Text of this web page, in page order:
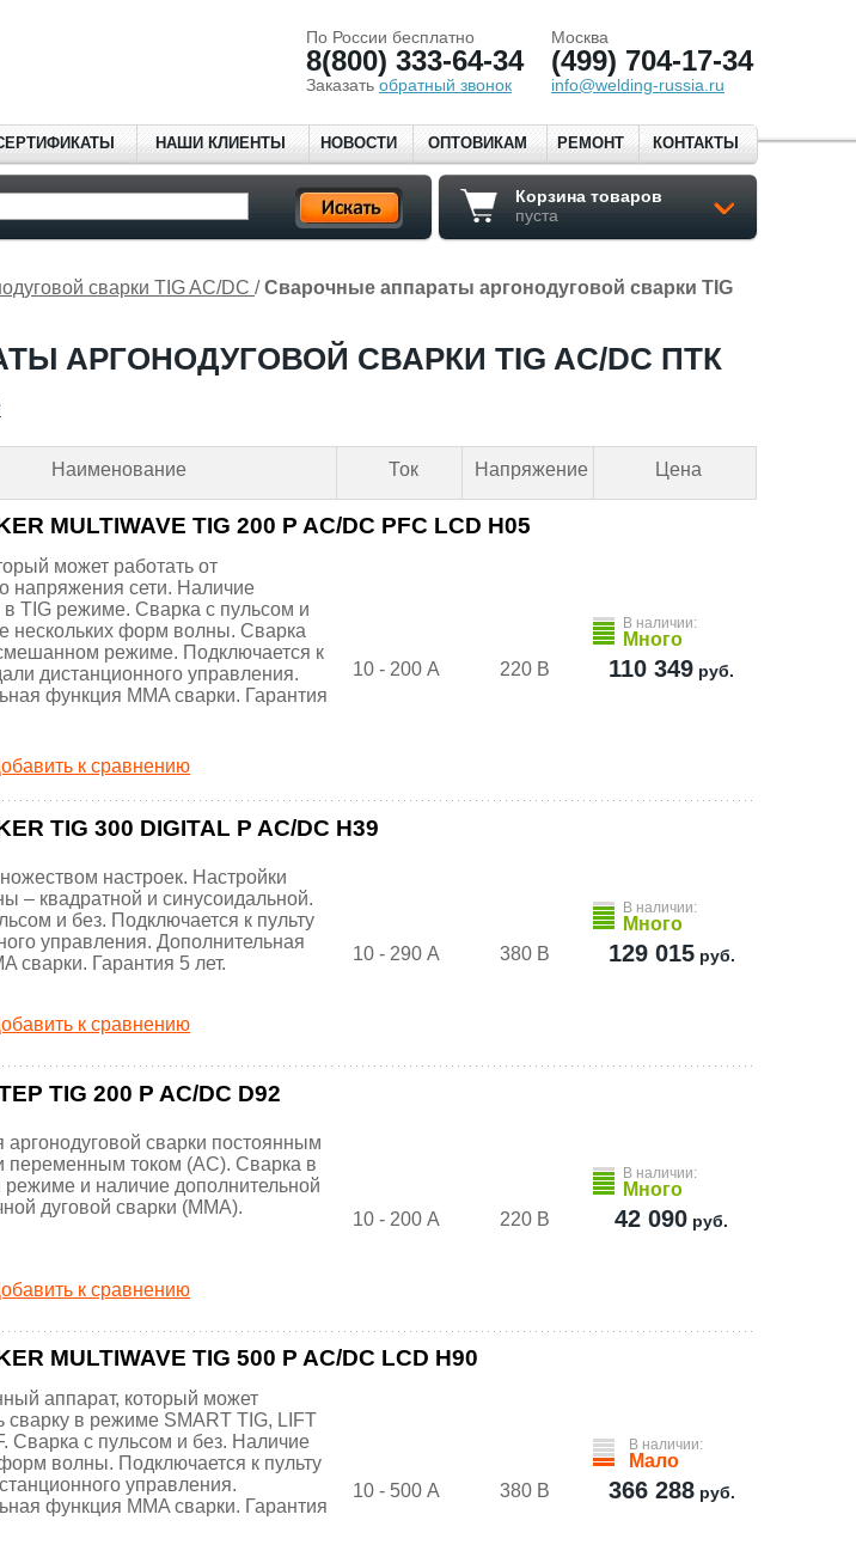
По России бесплатно
8(800) 333-64-34
Заказать обратный звонок
Москва
(499) 704-17-34
info@welding-russia.ru
НАШИ КЛИЕНТЫ НОВОСТИ ОПТОВИКАМ РЕМОНТ КОНТАКТЫ
Корзина товаров
пуста
сварки TIG AC/DC /Сварочные аппараты аргонодуговой сварки TIG
АРГОНОДУГОВОЙ СВАРКИ TIG AC/DC ПТК
Наименование Ток Напряжение Цена
MULTIWAVE TIG 200 P AC/DC PFC LCD H05
может работать от
напряжения сети. Наличие
в TIG режиме. Сварка с пульсом и
нескольких форм волны. Сварка
режиме. Подключается к
дистанционного управления.
функция MMA сварки. Гарантия
к сравнению
10 - 200 А 220 В
В наличии:
Много
110 349 руб.
TIG 300 DIGITAL P AC/DC H39
настроек. Настройки
– квадратной и синусоидальной.
и без. Подключается к пульту
управления. Дополнительная
сварки. Гарантия 5 лет.
к сравнению
10 - 290 А 380 В
В наличии:
Много
129 015руб.
TIG 200 P AC/DC D92
аргонодуговой сварки постоянным
переменным током (AC). Сварка в
и наличие дополнительной
дуговой сварки (MMA).
к сравнению
10 - 200 А 220 В
В наличии:
Много
42 090 руб.
MULTIWAVE TIG 500 P AC/DC LCD H90
аппарат, который может
сварку в режиме SMART TIG, LIFT
Сварка с пульсом и без. Наличие
волны. Подключается к пульту
управления.
функция MMA сварки. Гарантия
10 - 500 А 380 В
В наличии:
Мало
366 288руб.